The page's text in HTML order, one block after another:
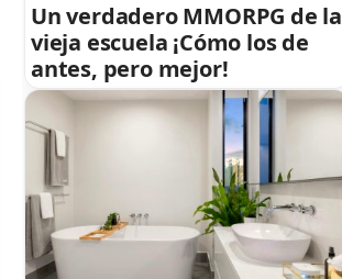
Un verdadero MMORPG de la
vieja escuela ¡Cómo los de
antes, pero mejor!